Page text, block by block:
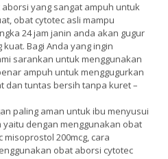
yang sangat ampuh untuk
obat cytotec asli mampu
24 jam janin anda akan gugur
Bagi Anda yang ingin
sarankan untuk menggunakan
ampuh untuk menggugurkan
dan tuntas bersih tanpa kuret –
paling aman untuk ibu menyusui
yaitu dengan menggunakan obat
200mcg, cara
obat aborsi cytotec